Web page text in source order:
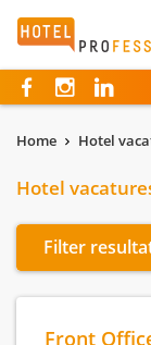
Home Hotel
Hotel
Filter
Front